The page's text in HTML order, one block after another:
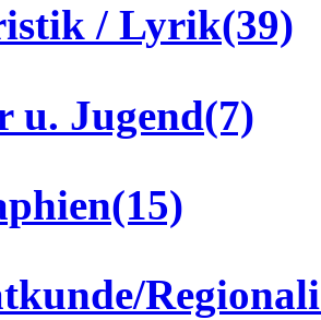
/ Lyrik(39)
u. Jugend(7)
(15)